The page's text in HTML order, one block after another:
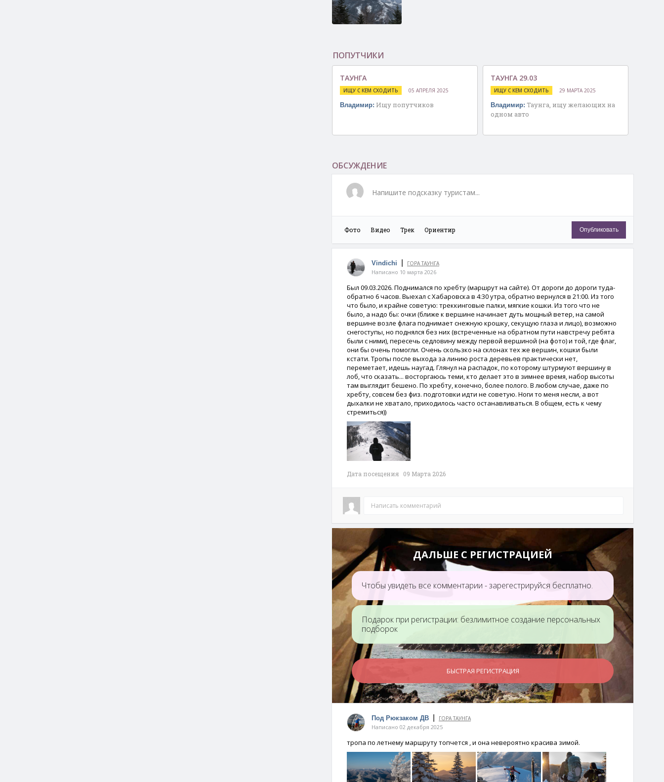
ПОПУТЧИКИ
ТАУНГА
ИЩУ С КЕМ СХОДИТЬ 05 АПРЕЛЯ 2025
Владимир: Ищу попутчиков
ТАУНГА 29.03
ИЩУ С КЕМ СХОДИТЬ 29 МАРТА 2025
Владимир: Таунга, ищу желающих на
одном авто
ОБСУЖДЕНИЕ
Напишите подсказку туристам...
Фото Видео Трек Ориентир Опубликовать
Vindichi ГОРА ТАУНГА
Написано 10 марта 2026
Был 09.03.2026. Поднимался по хребту (маршрут на сайте). От дороги до дороги туда-
обратно 6 часов. Выехал с Хабаровска в 4:30 утра, обратно вернулся в 21:00. Из того
что было, и крайне советую: треккинговые палки, мягкие кошки. Из того что не
было, а надо бы: очки (ближе к вершине начинает дуть мощный ветер, на самой
вершине возле флага поднимает снежную крошку, секущую глаза и лицо), возможно
снегоступы, но поднялся без них (встреченные на обратном пути навстречу ребята
были с ними), пересечь седловину между первой вершиной (на фото) и той, где флаг,
они бы очень помогли. Очень скользко на склонах тех же вершин, кошки были
кстати. Тропы после выхода за линию роста деревьев практически нет,
переметает, идешь наугад. Глянул на распадок, по которому штурмуют вершину в
лоб, что сказать... восторгаюсь теми, кто делает это в зимнее время, набор высоты
там выглядит бешено. По хребту, конечно, более полого. В любом случае, даже по
хребту, совсем без физ. подготовки идти не советую. Ноги то меня несли, а вот
дыхалки не хватало, приходилось часто останавливаться. В общем, есть к чему
стремиться))
Дата посещения 09 Марта 2026
Написать комментарий
ДАЛЬШЕ С РЕГИСТРАЦИЕЙ
Чтобы увидеть все комментарии - зарегестрируйся бесплатно.
Подарок при регистрации: безлимитное создание персональных
подборок
БЫСТРАЯ РЕГИСТРАЦИЯ
Под Рюкзаком ДВ ГОРА ТАУНГА
Написано 02 декабря 2025
тропа по летнему маршруту топчется , и она невероятно красива зимой.